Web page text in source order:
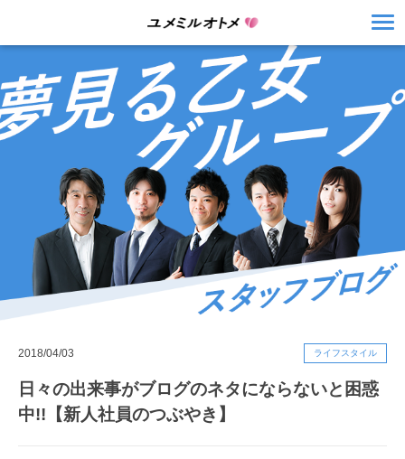
2018/04/03 ライフスタイル
日々の出来事がブログのネタにならないと困惑
中!!【新人社員のつぶやき】